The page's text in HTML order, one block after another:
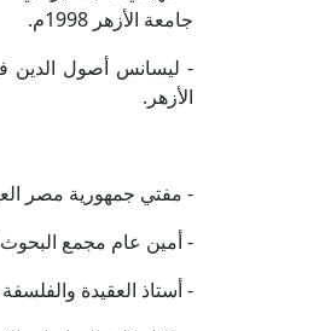
جامعة الأزهر 1998م.
الأزهر.
- مفتي جمهورية مصر العربية
- أمين عام مجمع البحوث الإسلامية
- أستاذ العقيدة والفلسفة -